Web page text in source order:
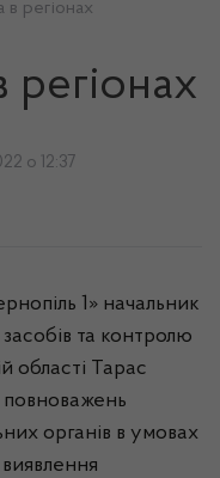
регіонах
о 12:37
1» начальник
та контролю
області Тарас
повноважень
органів в умовах